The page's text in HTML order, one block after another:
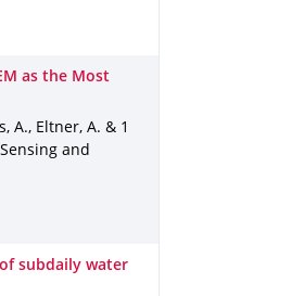
as the Most
A., Eltner, A. & 1
and
subdaily water